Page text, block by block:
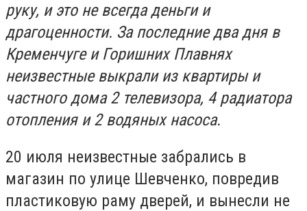
руку, и это не всегда деньги и
драгоценности. За последние два дня в
Кременчуге и Горишних Плавнях
неизвестные выкрали из квартиры и
частного дома 2 телевизора, 4 радиатора
отопления и 2 водяных насоса.
20 июля неизвестные забрались в
магазин по улице Шевченко, повредив
пластиковую раму дверей, и вынесли не